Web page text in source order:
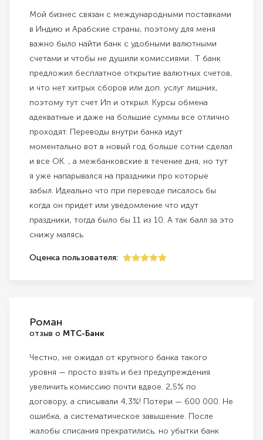
Мой бизнес связан с международными поставками
в Индию и Арабские страны, поэтому для меня
важно было найти банк с удобными валютными
счетами и чтобы не душили комиссиями.. Т банк
предложил бесплатное открытие валютных счетов,
и что нет хитрых сборов или доп. услуг лишних,
поэтому тут счет Ип и открыл. Курсы обмена
адекватные и даже на большие суммы все отлично
проходят. Переводы внутри банка идут
моментально вот в новый год больше сотни сделал
и все ОК. , а межбанковские в течение дня, но тут
я уже напарывался на праздники про которые
забыл. Идеально что при переводе писалось бы
когда он придет или уведомление что идут
праздники, тогда было бы 11 из 10. А так балл за это
снижу малясь.
Оценка пользователя:
Роман
отзыв о МТС-Банк
Честно, не ожидал от крупного банка такого
уровня — просто взять и без предупреждения
увеличить комиссию почти вдвое. 2,5% по
договору, а списывали 4,3%! Потери — 600 000. Не
ошибка, а систематическое завышение. После
жалобы списания прекратились, но убытки банк